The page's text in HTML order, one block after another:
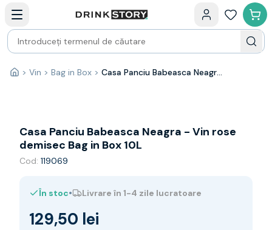
Bauturi fine — selectie
Produse Noi
Cosuri cadou
Pachete & Cadouri
Vin
Franta
Spania
Africa de Sud
Germania
Noua Zeelanda
Acasă
> Vin > Bag in Box > Casa Panciu Babeasca Neagra - Vin rose demisec Bag in Box 10L
Casa Panciu Babeasca Neagra - Vin rose
demisec Bag in Box 10L
Cod: 119069
În stoc• Livrare în 1-4 zile lucratoare
129,50 lei